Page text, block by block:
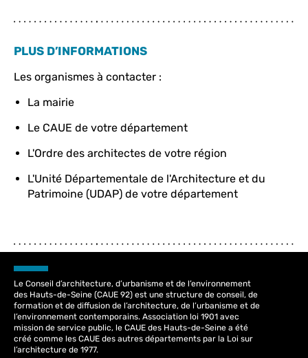
PLUS D’INFORMATIONS
Les organismes à contacter :
La mairie
Le CAUE de votre département
L'Ordre des architectes de votre région
L'Unité Départementale de l'Architecture et du
Patrimoine (UDAP) de votre département
Le Conseil d’architecture, d’urbanisme et de l’environnement
des Hauts-de-Seine (CAUE 92) est une structure de conseil, de
formation et de diffusion de l’architecture, de l’urbanisme et de
l’environnement contemporains. Association loi 1901 avec
mission de service public, le CAUE des Hauts-de-Seine a été
créé comme les CAUE des autres départements par la Loi sur
l’architecture de 1977.